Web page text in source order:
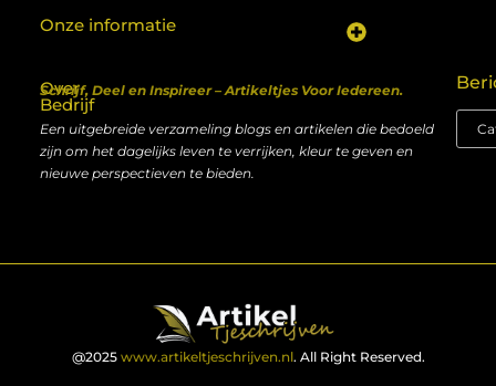
Over
Bedrijf
Schrijf, Deel en Inspireer – Artikeltjes Voor Iedereen.
Een uitgebreide verzameling blogs en artikelen die bedoeld
zijn om het dagelijks leven te verrijken, kleur te geven en
nieuwe perspectieven te bieden.
Onze informatie
@2025 www.artikeltjeschrijven.nl. All Right Reserved.